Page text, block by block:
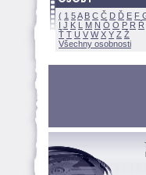
( 1 5A B C Č D Ď E F
I J K L M N Ó O P R Ř
Ť T U V W X Y Z
Všechny osobnosti